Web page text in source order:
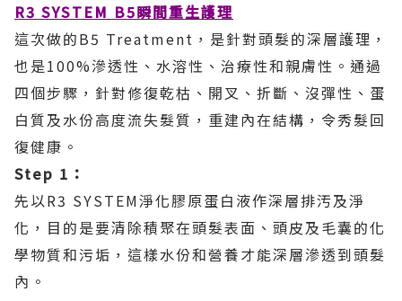
R3 SYSTEM B5瞬間重生護理
這次做的B5 Treatment ，是針對頭髮的深層護理，
也是100%滲透性、水溶性、治療性和親膚性。通過
四個步驟，針對修復乾枯、開叉、折斷、沒彈性、蛋
白質及水份高度流失髮質，重建內在結構，令秀髮回
復健康。
Step 1 ：
先以R3 SYSTEM淨化膠原蛋白液作深層排汚及淨
化，目的是要清除積聚在頭髮表面、頭皮及毛囊的化
學物質和污垢，這樣水份和營養才能深層滲透到頭髮
內。